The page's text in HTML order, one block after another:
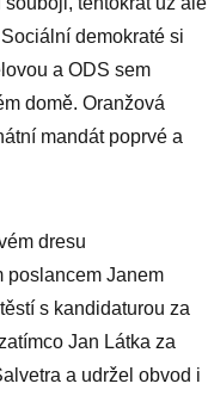
demokraté si
a ODS sem
domě. Oranžová
mandát poprvé a
dresu
poslancem Janem
s kandidaturou za
Jan Látka za
a udržel obvod i